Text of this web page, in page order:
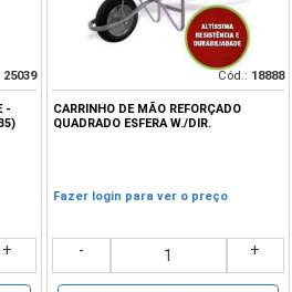
25039
-
+
Cód.: 18888
CARRINHO DE MÃO REFORÇADO
QUADRADO ESFERA W./DIR.
Fazer login para ver o preço
- +